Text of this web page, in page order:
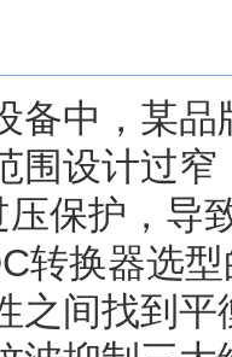
备中，某品
围设计过
保护，导
转换器选
之间找到